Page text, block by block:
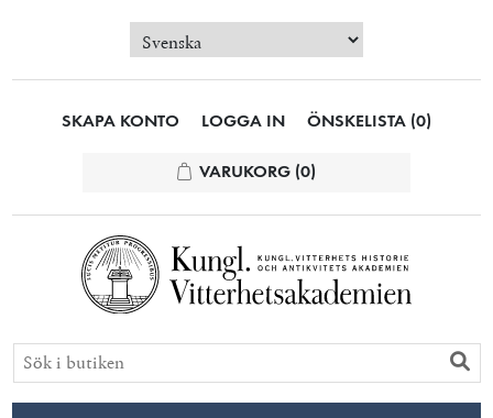
SKAPA KONTO LOGGA IN ÖNSKELISTA (0)
VARUKORG (0)